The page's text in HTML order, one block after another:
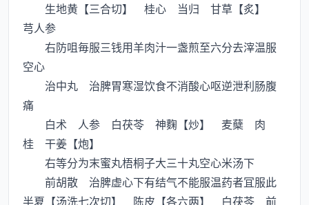
生地黄【三合切】 桂心 当归 甘草【炙】
芎人参
右防咀毎服三钱用羊肉汁一盏煎至六分去滓温服
空心
治中丸 治脾胃寒湿饮食不消酸心呕逆泄利肠腹
痛
白术 人参 白茯苓 神麴【炒】 麦蘖 肉
桂 干姜【炮】
右等分为末蜜丸梧桐子大三十丸空心米汤下
前胡散 治脾虚心下有结气不能服温药者冝服此
半夏【汤洗七次切】 陈皮【各六两】 白茯苓 前